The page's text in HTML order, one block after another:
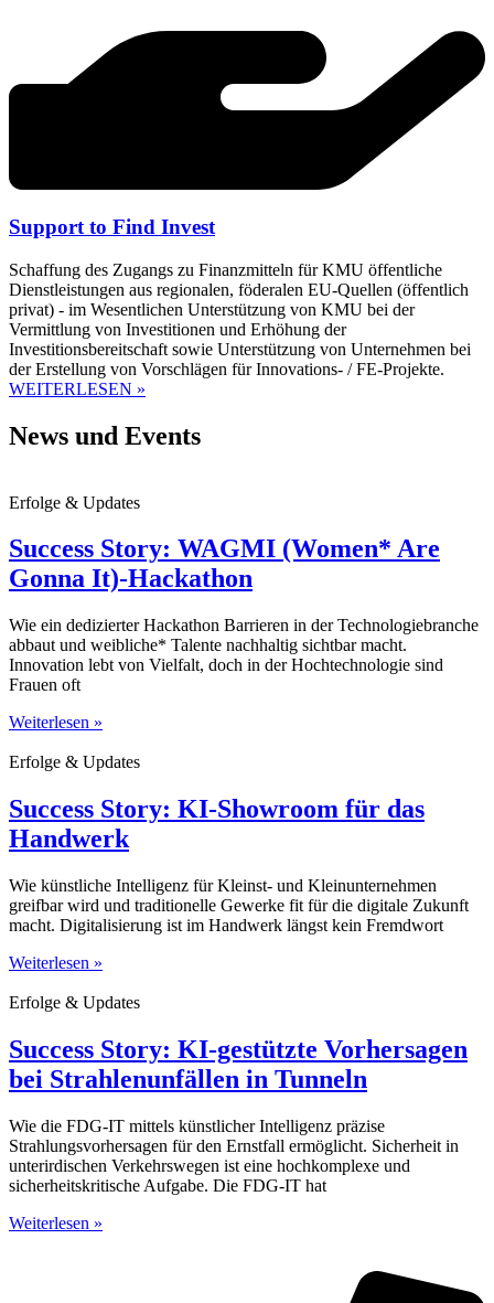
Support to Find Invest
Schaffung des Zugangs zu Finanzmitteln für KMU öffentliche
Dienstleistungen aus regionalen, föderalen EU-Quellen (öffentlich
privat) - im Wesentlichen Unterstützung von KMU bei der
Vermittlung von Investitionen und Erhöhung der
Investitionsbereitschaft sowie Unterstützung von Unternehmen bei
der Erstellung von Vorschlägen für Innovations- / FE-Projekte.
WEITERLESEN »
News und Events
Erfolge & Updates
Success Story: WAGMI (Women* Are
Gonna It)-Hackathon
Wie ein dedizierter Hackathon Barrieren in der Technologiebranche
abbaut und weibliche* Talente nachhaltig sichtbar macht.
Innovation lebt von Vielfalt, doch in der Hochtechnologie sind
Frauen oft
Weiterlesen »
Erfolge & Updates
Success Story: KI-Showroom für das
Handwerk
Wie künstliche Intelligenz für Kleinst- und Kleinunternehmen
greifbar wird und traditionelle Gewerke fit für die digitale Zukunft
macht. Digitalisierung ist im Handwerk längst kein Fremdwort
Weiterlesen »
Erfolge & Updates
Success Story: KI-gestützte Vorhersagen
bei Strahlenunfällen in Tunneln
Wie die FDG-IT mittels künstlicher Intelligenz präzise
Strahlungsvorhersagen für den Ernstfall ermöglicht. Sicherheit in
unterirdischen Verkehrswegen ist eine hochkomplexe und
sicherheitskritische Aufgabe. Die FDG-IT hat
Weiterlesen »